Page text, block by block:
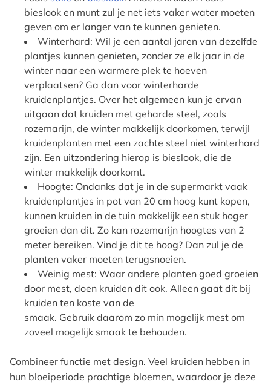
bieslook en munt zul je net iets vaker water moeten
geven om er langer van te kunnen genieten.
Winterhard: Wil je een aantal jaren van dezelfde
plantjes kunnen genieten, zonder ze elk jaar in de
winter naar een warmere plek te hoeven
verplaatsen? Ga dan voor winterharde
kruidenplantjes. Over het algemeen kun je ervan
uitgaan dat kruiden met geharde steel, zoals
rozemarijn, de winter makkelijk doorkomen, terwijl
kruidenplanten met een zachte steel niet winterhard
zijn. Een uitzondering hierop is bieslook, die de
winter makkelijk doorkomt.
Hoogte: Ondanks dat je in de supermarkt vaak
kruidenplantjes in pot van 20 cm hoog kunt kopen,
kunnen kruiden in de tuin makkelijk een stuk hoger
groeien dan dit. Zo kan rozemarijn hoogtes van 2
meter bereiken. Vind je dit te hoog? Dan zul je de
planten vaker moeten terugsnoeien.
Weinig mest: Waar andere planten goed groeien
door mest, doen kruiden dit ook. Alleen gaat dit bij
kruiden ten koste van de
smaak. Gebruik daarom zo min mogelijk mest om
zoveel mogelijk smaak te behouden.
Combineer functie met design. Veel kruiden hebben in
hun bloeiperiode prachtige bloemen, waardoor je deze